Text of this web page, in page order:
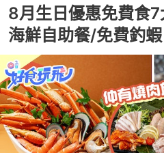
8月生日優惠免費食
海鮮自助餐/免費釣蝦